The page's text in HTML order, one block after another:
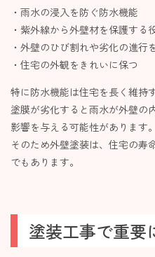
・雨水の浸入を防ぐ防水機能
・紫外線から外壁材を保護する
・外壁のひび割れや劣化の進行
・住宅の外観をきれいに保つ
特に防水機能は住宅を長く維持
塗膜が劣化すると雨水が外壁の
影響を与える可能性があります。
そのため外壁塗装は、住宅の寿
でもあります。
塗装工事で重要